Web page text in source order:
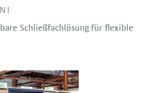
Schließfachlösung für flexible